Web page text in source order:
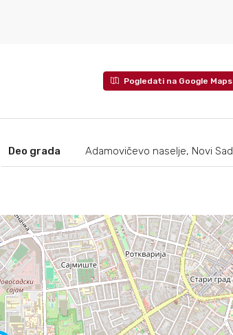
Pogledati na Google Maps
Deo grada Adamovičevo naselje, Novi Sad